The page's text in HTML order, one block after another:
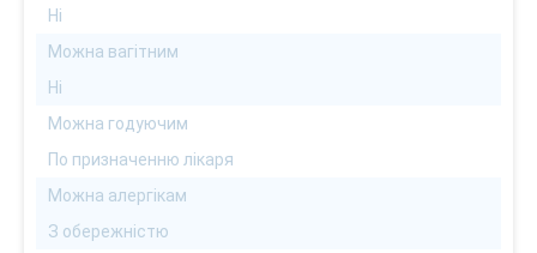
Ні
Можна вагітним
Ні
Можна годуючим
По призначенню лікаря
Можна алергікам
З обережністю